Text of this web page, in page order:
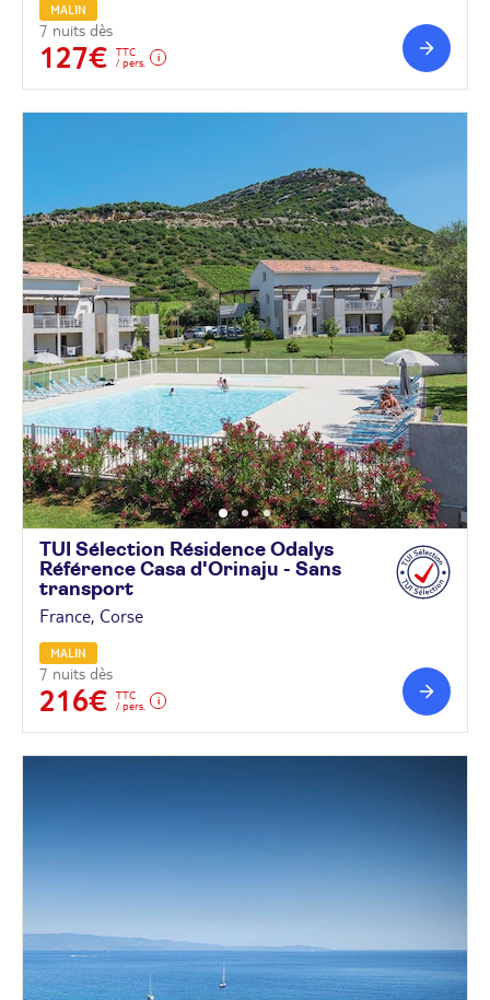
MALIN
7 nuits dès
127€
TTC
/ pers.
TUI Sélection Résidence Odalys
Référence Casa d'Orinaju - Sans
transport
France, Corse
MALIN
7 nuits dès
216€
TTC
/ pers.